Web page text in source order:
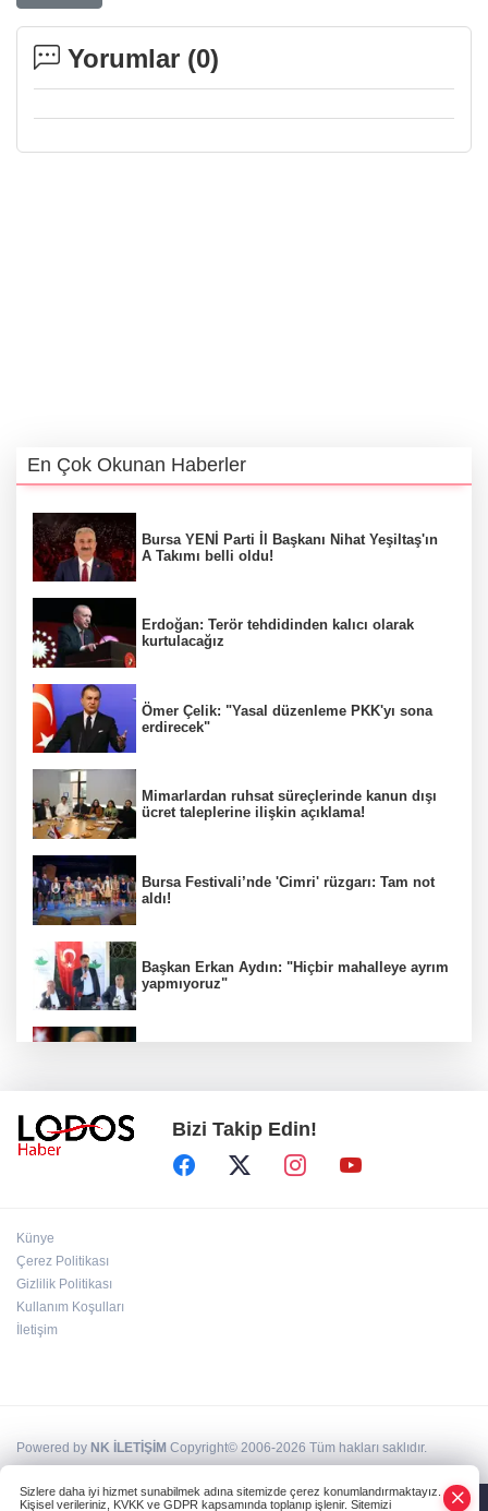
Yorumlar (0)
En Çok Okunan Haberler
Bursa YENİ Parti İl Başkanı Nihat Yeşiltaş'ın
A Takımı belli oldu!
Erdoğan: Terör tehdidinden kalıcı olarak
kurtulacağız
Ömer Çelik: "Yasal düzenleme PKK'yı sona
erdirecek"
Mimarlardan ruhsat süreçlerinde kanun dışı
ücret taleplerine ilişkin açıklama!
Bursa Festivali’nde 'Cimri' rüzgarı: Tam not
aldı!
Başkan Erkan Aydın: "Hiçbir mahalleye ayrım
yapmıyoruz"
BUSKİ duyurdu: Nilüfer'in iki mahallesinde 9
saatlik kesinti!
Bizi Takip Edin!
Künye
Çerez Politikası
Gizlilik Politikası
Kullanım Koşulları
İletişim
Powered by NK İLETİŞİM Copyright© 2006-2026 Tüm hakları saklıdır.
Sizlere daha iyi hizmet sunabilmek adına sitemizde çerez konumlandırmaktayız.
Kişisel verileriniz, KVKK ve GDPR kapsamında toplanıp işlenir. Sitemizi